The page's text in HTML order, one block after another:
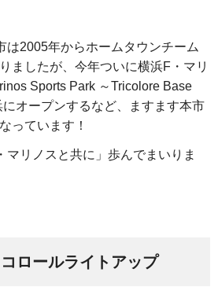
は2005年からホームタウンチーム
ましたが、今年ついに横浜F・マリ
Sports Park ～Tricolore Base
オープンするなど、ますます本市
っています！
マリノスと共に」歩んでまいりま
ロールライトアップ